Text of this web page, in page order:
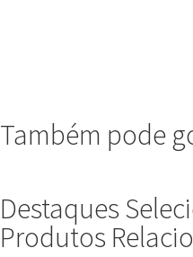
Também pode
Destaques
Produtos